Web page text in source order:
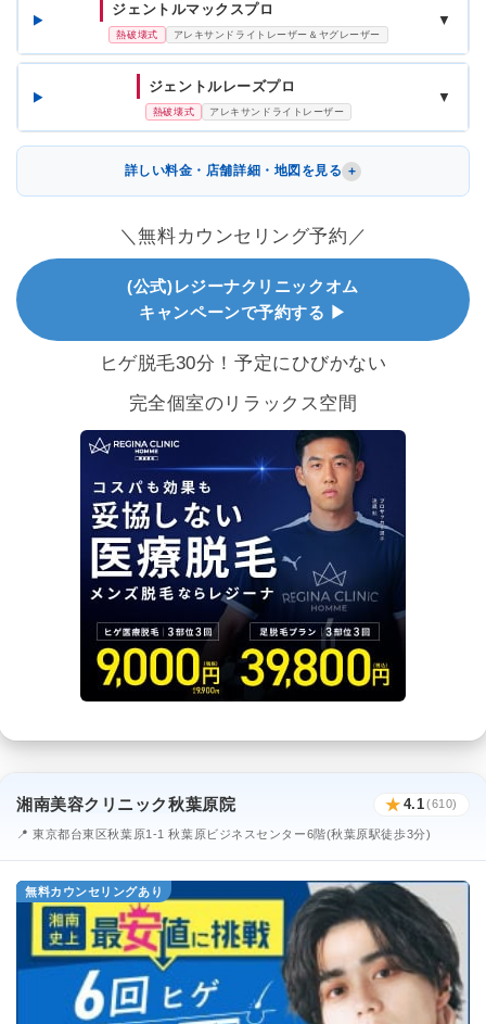
ジェントルマックスプロ
熱破壊式 アレキサンドライトレーザー＆ヤグレーザー
▼
ジェントルレーズプロ
熱破壊式 アレキサンドライトレーザー
▼
詳しい料金・店舗詳細・地図を見る
＼無料カウンセリング予約／
(公式)レジーナクリニックオム
キャンペーンで予約する ▶
ヒゲ脱毛30分！予定にひびかない
完全個室のリラックス空間
湘南美容クリニック秋葉原院 ★ 4.1(610)
📍 東京都台東区秋葉原1-1 秋葉原ビジネスセンター6階(秋葉原駅徒歩3分)
無料カウンセリングあり